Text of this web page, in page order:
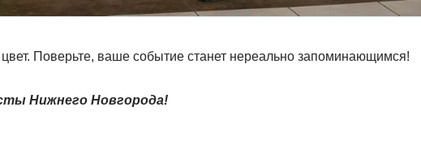
Поверьте, ваше событие станет нереально запоминающимся!
Нижнего Новгорода!